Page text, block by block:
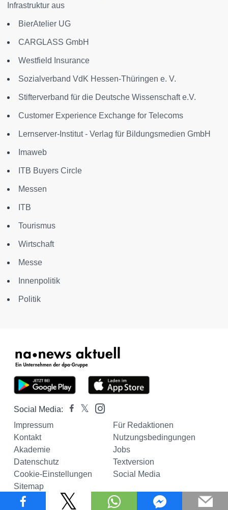
Infrastruktur aus
BierAtelier UG
CARGLASS GmbH
Westfield Insurance
Sozialverband VdK Hessen-Thüringen e. V.
Stifterverband für die Deutsche Wissenschaft e.V.
Customer Experience Exchange for Telecoms
Lernserver-Institut - Verlag für Bildungsmedien GmbH
Imaweb
ITB Buyers Circle
Messen
ITB
Tourismus
Wirtschaft
Messe
Innenpolitik
Politik
Social Media:
Impressum
Für Redaktionen
Kontakt
Nutzungsbedingungen
Akademie
Jobs
Datenschutz
Textversion
Cookie-Einstellungen
Social Media
Sitemap